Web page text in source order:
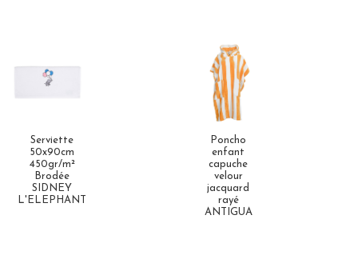
Serviette
50x90cm
450gr/m²
Brodée
SIDNEY
L'ELEPHANT
Poncho
enfant
capuche
velour
jacquard
rayé
ANTIGUA